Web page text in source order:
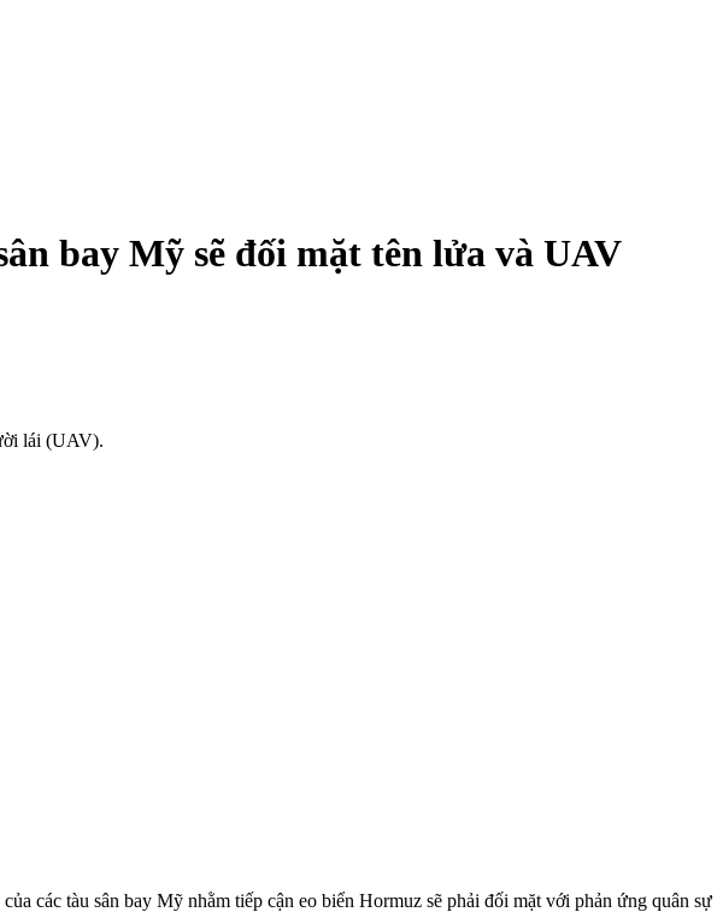
bay Mỹ sẽ đối mặt tên lửa và UAV
lái (UAV).
các tàu sân bay Mỹ nhằm tiếp cận eo biển Hormuz sẽ phải đối mặt với phản ứng quân sự